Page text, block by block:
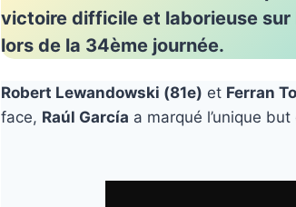
victoire difficile et laborieuse sur
lors de la 34ème journée.
Robert Lewandowski (81e) et Ferran
face, Raúl García a marqué l’unique